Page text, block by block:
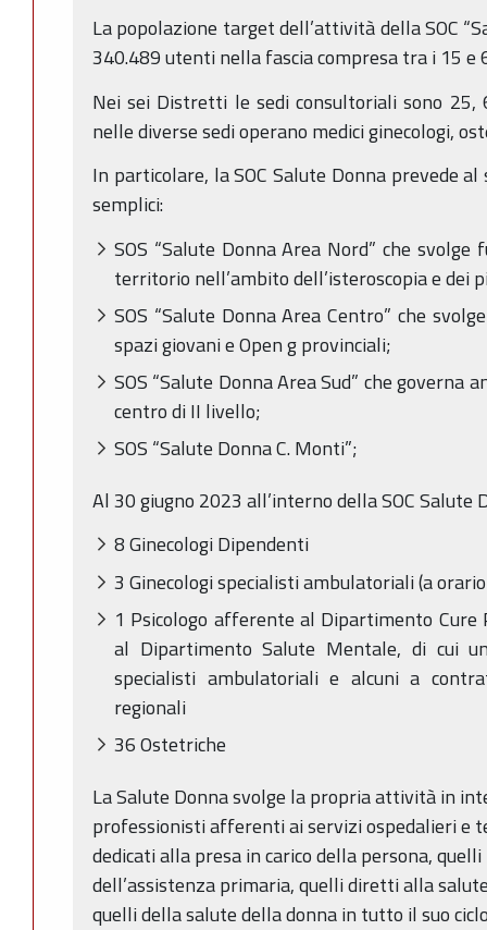
La popolazione target dell’attività della SOC
340.489 utenti nella fascia compresa tra i 15 e
Nei sei Distretti le sedi consultoriali sono
nelle diverse sedi operano medici ginecologi,
In particolare, la SOC Salute Donna prevede
semplici:
SOS “Salute Donna Area Nord” che
territorio nell’ambito dell’isteroscopia e
SOS “Salute Donna Area Centro” che
spazi giovani e Open g provinciali;
SOS “Salute Donna Area Sud” che governa
centro di II livello;
SOS “Salute Donna C. Monti”;
Al 30 giugno 2023 all’interno della SOC Salute
8 Ginecologi Dipendenti
3 Ginecologi specialisti ambulatoriali (a
1 Psicologo afferente al Dipartimento
al Dipartimento Salute Mentale, di cui
specialisti ambulatoriali e alcuni a
regionali
36 Ostetriche
La Salute Donna svolge la propria attività in
professionisti afferenti ai servizi ospedalieri e
dedicati alla presa in carico della persona,
dell’assistenza primaria, quelli diretti alla
quelli della salute della donna in tutto il suo